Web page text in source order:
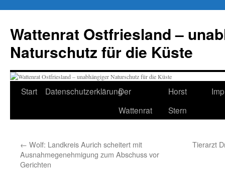
springen
Wattenrat Ostfriesland –
Naturschutz für die Küste
Start DatenschutzerklärungDer
Wattenrat
Horst
Stern
← Wolf: Landkreis Aurich scheitert mit
Ausnahmegenehmigung zum Abschuss vor
Gerichten
Tierarzt